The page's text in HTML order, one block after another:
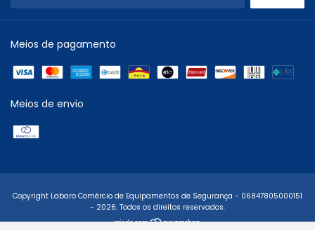
Meios de pagamento
Meios de envio
Copyright Labaro Comércio de Equipamentos de Segurança - 06847805000151
- 2026. Todos os direitos reservados.